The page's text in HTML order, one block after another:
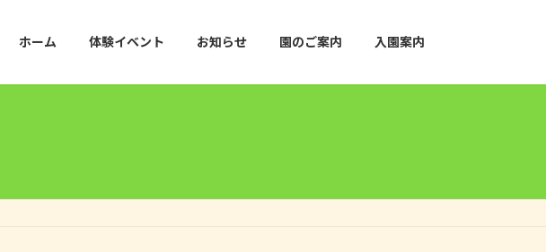
ホーム 体験イベント お知らせ 園のご案内 入園案内